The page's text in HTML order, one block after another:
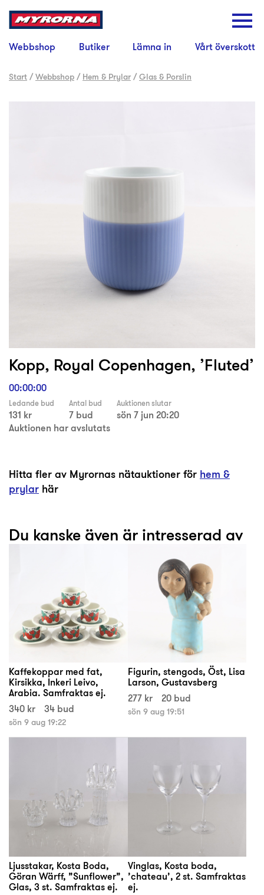
Webbshop Butiker Lämna in Vårt överskott
Start /Webbshop / Hem & Prylar /Glas & Porslin
Kopp, Royal Copenhagen, ’Fluted’
00:00:00
Ledande bud
131 kr
Antal bud
7 bud
Auktionen slutar
sön 7 jun 20:20
Auktionen har avslutats
Hitta fler av Myrornas nätauktioner för hem &
prylar här
Du kanske även är intresserad av
Kaffekoppar med fat,
Kirsikka, Inkeri Leivo,
Arabia. Samfraktas ej.
340 kr
34 bud
sön 9 aug 19:22
Figurin, stengods, Öst, Lisa
Larson, Gustavsberg
277 kr
20 bud
sön 9 aug 19:51
Ljusstakar, Kosta Boda,
Göran Wärff, ”Sunflower”,
Glas, 3 st. Samfraktas ej.
Vinglas, Kosta boda,
’chateau’, 2 st. Samfraktas
ej.